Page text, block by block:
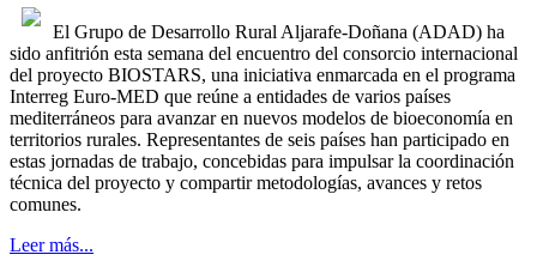
El Grupo de Desarrollo Rural Aljarafe-Doñana (ADAD) ha
sido anfitrión esta semana del encuentro del consorcio internacional
del proyecto BIOSTARS, una iniciativa enmarcada en el programa
Interreg Euro-MED que reúne a entidades de varios países
mediterráneos para avanzar en nuevos modelos de bioeconomía en
territorios rurales. Representantes de seis países han participado en
estas jornadas de trabajo, concebidas para impulsar la coordinación
técnica del proyecto y compartir metodologías, avances y retos
comunes.
Leer más...